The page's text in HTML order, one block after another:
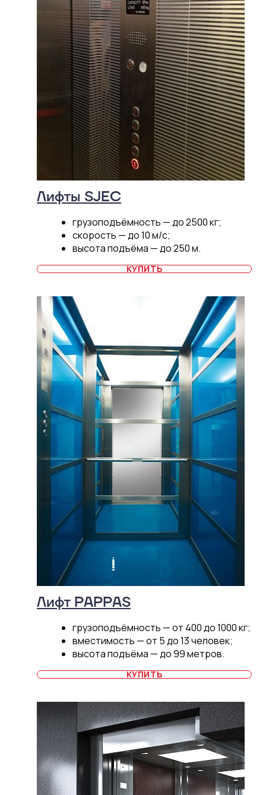
Лифты SJEC
грузоподъёмность — до 2500 кг;
скорость — до 10 м/c;
высота подъёма — до 250 м.
КУПИТЬ
Лифт PAPPAS
грузоподъёмность — от 400 до 1000 кг;
вместимость — от 5 до 13 человек;
высота подъёма — до 99 метров.
КУПИТЬ